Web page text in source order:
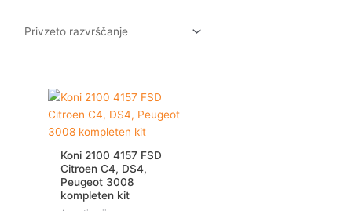
Koni 2100 4157 FSD
Citroen C4, DS4,
Peugeot 3008
kompleten kit